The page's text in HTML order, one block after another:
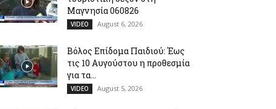
Μαγνησία 060826
VIDEO August 6, 2026
Βόλος Επίδομα Παιδιού: Έως
τις 10 Αυγούστου η προθεσμία
για τα...
VIDEO August 5, 2026